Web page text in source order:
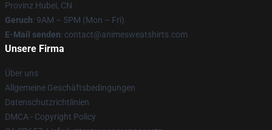
Provinz Hubei, CN
Geruch: 9AM – 5PM (Mon – Fri)
E-Mail senden: contact@animesweatshirts.com
Unsere Firma
Über uns
Allgemeine Geschäftsbedingungen
Datenschutzrichtlinien
DMCA - Copyright Policy